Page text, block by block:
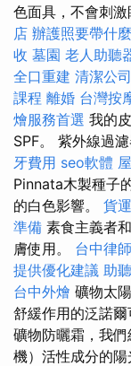
色面具，不會刺
店 辦護照要帶什麼
收 墓園 老人助聽
全口重建 清潔公
課程 離婚 台灣按
燴服務首選 我的
SPF。 紫外線過
牙費用 seo軟體
Pinnata木製種子
的白色影響。 貨
準備 素食主義者
膚使用。 台中律
提供優化建議 助
台中外燴 礦物太
舒緩作用的泛諾
礦物防曬霜，我
機）活性成分的